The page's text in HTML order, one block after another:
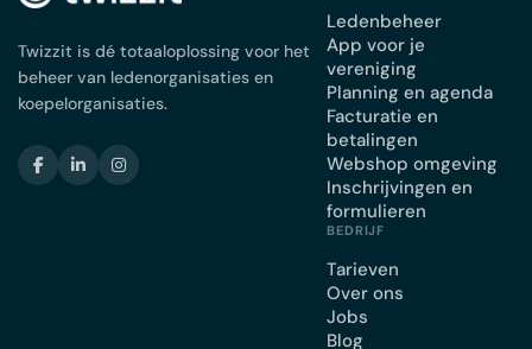
Twizzit is dé totaaloplossing voor het
beheer van ledenorganisaties en
koepelorganisaties.
Ledenbeheer
App voor je
vereniging
Planning en agenda
Facturatie en
betalingen
Webshop omgeving
Inschrijvingen en
formulieren
BEDRIJF
Tarieven
Over ons
Jobs
Blog